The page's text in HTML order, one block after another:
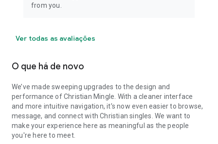
from you.
Ver todas as avaliações
O que há de novo
We’ve made sweeping upgrades to the design and
performance of Christian Mingle. With a cleaner interface
and more intuitive navigation, it’s now even easier to browse,
message, and connect with Christian singles. We want to
make your experience here as meaningful as the people
you're here to meet.